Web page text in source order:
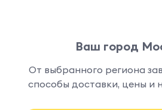
наличии
Ваш город
От выбранного региона
способы доставки, цены и